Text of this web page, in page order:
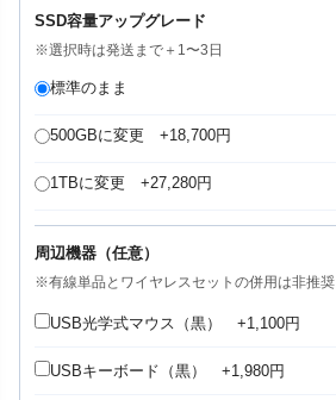
SSD容量アップグレード
※選択時は発送まで＋1〜3日
標準のまま
500GBに変更 +18,700円
1TBに変更 +27,280円
周辺機器（任意）
※有線単品とワイヤレスセットの併用は非推奨
USB光学式マウス（黒） +1,100円
USBキーボード（黒） +1,980円